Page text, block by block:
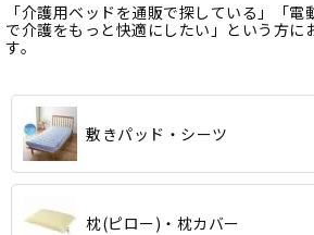
「介護用ベッドを通販で探している」「
で介護をもっと快適にしたい」という方に
す。
敷きパッド・シーツ
枕(ピロー)・枕カバー